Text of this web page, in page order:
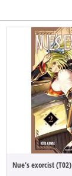
Nue's exorcist (T02)